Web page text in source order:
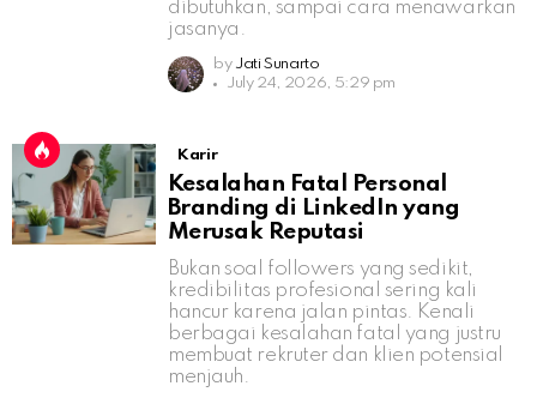
dibutuhkan, sampai cara menawarkan
jasanya.
by Jati Sunarto
July 24, 2026, 5:29 pm
Karir
Kesalahan Fatal Personal
Branding di LinkedIn yang
Merusak Reputasi
Bukan soal followers yang sedikit,
kredibilitas profesional sering kali
hancur karena jalan pintas. Kenali
berbagai kesalahan fatal yang justru
membuat rekruter dan klien potensial
menjauh.